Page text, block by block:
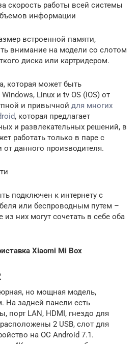
скорость работы всей системы
информации
встроенной памяти,
внимание на модели со слотом
диска или картридером.
которая может быть
Linux и tv OS (iOS) от
и привычной для многих
, которая предлагает
и развлекательных решений, в
работать только в паре с
от данного производителя.
подключен к интернету с
или беспроводным путем –
из них могут сочетать в себе оба
Xiaomi Mi Box
но мощная модель,
На задней панели есть
порт LAN, HDMI, гнездо для
2 USB, слот для
на ОС Android 7.1.